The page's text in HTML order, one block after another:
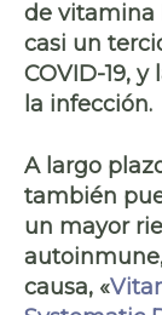
de vitamina
casi un
COVID-19, y
la infección.
A largo
también
un mayor
autoinmune
causa, «